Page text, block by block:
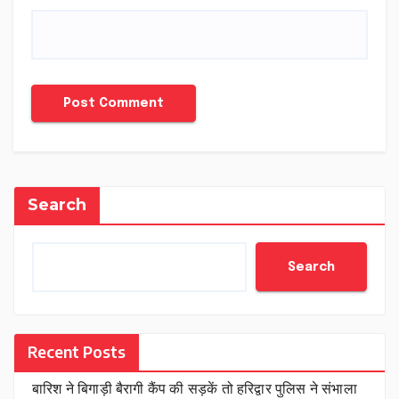
Search
Search
Recent Posts
बारिश ने बिगाड़ी बैरागी कैंप की सड़कें तो हरिद्वार पुलिस ने संभाला